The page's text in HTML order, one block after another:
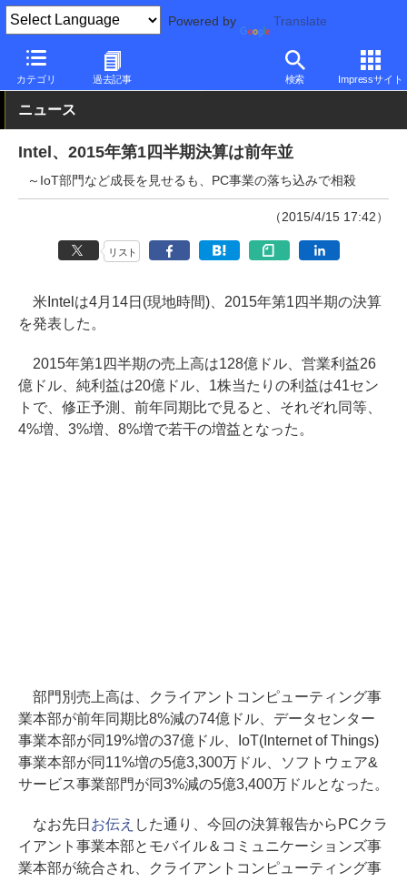
Powered by Translate
カテゴリ 過去記事 検索 Impressサイト
PC Watch 市場 動向
ニュース
Intel、2015年第1四半期決算は前年並
～IoT部門など成長を見せるも、PC事業の落ち込みで相殺
（2015/4/15 17:42）
リスト
米Intelは4月14日(現地時間)、2015年第1四半期の決算
を発表した。
2015年第1四半期の売上高は128億ドル、営業利益26
億ドル、純利益は20億ドル、1株当たりの利益は41セン
トで、修正予測、前年同期比で見ると、それぞれ同等、
4%増、3%増、8%増で若干の増益となった。
部門別売上高は、クライアントコンピューティング事
業本部が前年同期比8%減の74億ドル、データセンター
事業本部が同19%増の37億ドル、IoT(Internet of Things)
事業本部が同11%増の5億3,300万ドル、ソフトウェア&
サービス事業部門が同3%減の5億3,400万ドルとなった。
なお先日 お伝え した通り、今回の決算報告からPCクラ
イアント事業本部とモバイル＆コミュニケーションズ事
業本部が統合され、クライアントコンピューティング事